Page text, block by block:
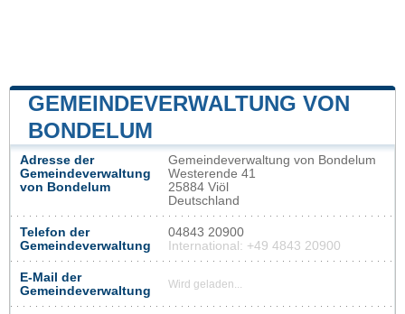
GEMEINDEVERWALTUNG VON
BONDELUM
Adresse der
Gemeindeverwaltung
von Bondelum
Gemeindeverwaltung von Bondelum
Westerende 41
25884 Viöl
Deutschland
Telefon der
Gemeindeverwaltung
04843 20900
International: +49 4843 20900
E-Mail der
Gemeindeverwaltung
Wird geladen...